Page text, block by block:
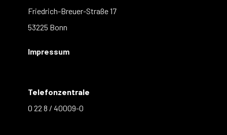
Friedrich-Breuer-Straße 17
53225 Bonn
Impressum
Telefonzentrale
0 22 8 / 40009-0